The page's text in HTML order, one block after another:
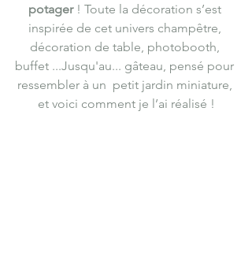
potager ! Toute la décoration s’est
inspirée de cet univers champêtre,
décoration de table, photobooth,
buffet ...Jusqu'au... gâteau, pensé pour
ressembler à un  petit jardin miniature,
et voici comment je l’ai réalisé !